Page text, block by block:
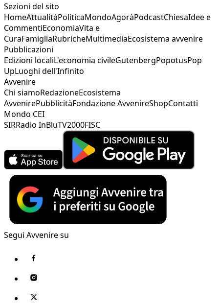
Sezioni del sito
HomeAttualitàPoliticaMondoAgoràPodcastChiesaIdee e
CommentiEconomiaVita e
CuraFamigliaRubricheMultimediaEcosistema avvenire
Pubblicazioni
Edizioni localiL'economia civileGutenbergPopotusPop
UpLuoghi dell'Infinito
Avvenire
Chi siamoRedazioneEcosistema
AvvenirePubblicitàFondazione AvvenireShopContatti
Mondo CEI
SIRRadio InBluTV2000FISC
Segui Avvenire su